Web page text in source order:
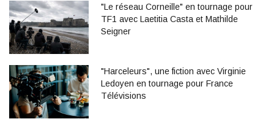
"Le réseau Corneille" en tournage pour
TF1 avec Laetitia Casta et Mathilde
Seigner
"Harceleurs", une fiction avec Virginie
Ledoyen en tournage pour France
Télévisions